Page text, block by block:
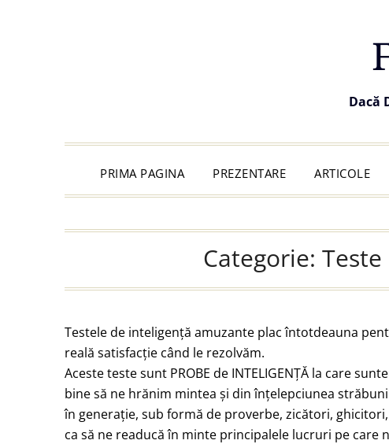
Dacă
PRIMA PAGINA PREZENTARE ARTICOLE
Categorie:
Testele de inteligență amuzante plac întotdeauna
reală satisfacție când le rezolvăm.
Aceste teste sunt PROBE de INTELIGENȚĂ la care
bine să ne hrănim mintea și din înțelepciunea
în generație, sub formă de proverbe, zicători,
ca să ne readucă în minte principalele lucruri pe care